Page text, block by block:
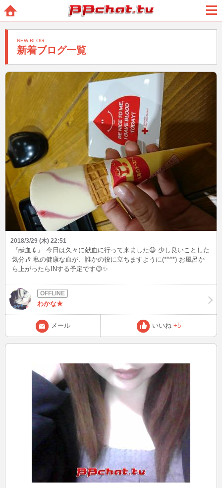
BBchatTV
新着ブログ一覧
NEW BLOG
2018/3/29 (木) 22:51
『献血💉』 今日は久々に献血に行って来ました😃 少し良いことした
気分🎶 私の健康な血が、誰かの役に立ちますように(*^^*) お風呂か
ら上がったらINする予定です😉✨
わかな★
メール いいね +5